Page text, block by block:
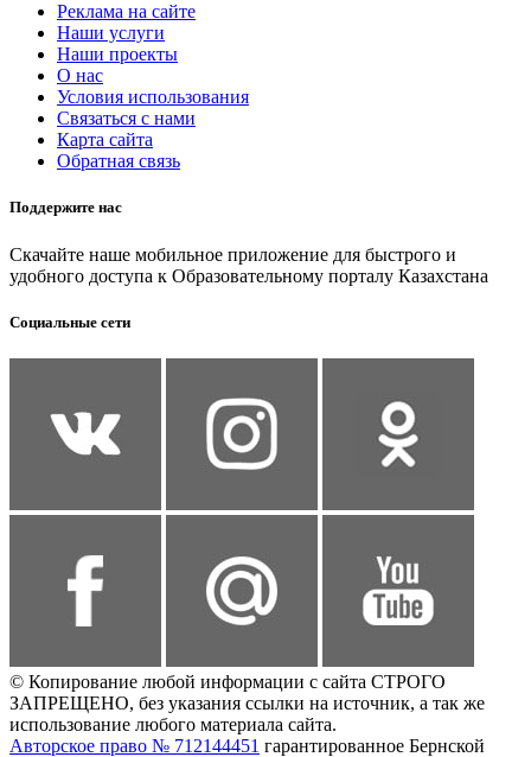
Реклама на сайте
Наши услуги
Наши проекты
О нас
Условия использования
Связаться с нами
Карта сайта
Обратная связь
Поддержите нас
Скачайте наше мобильное приложение для быстрого и
удобного доступа к Образовательному порталу Казахстана
Социальные сети
© Копирование любой информации с сайта СТРОГО
ЗАПРЕЩЕНО, без указания ссылки на источник, а так же
использование любого материала сайта.
Авторское право № 712144451 гарантированное Бернской